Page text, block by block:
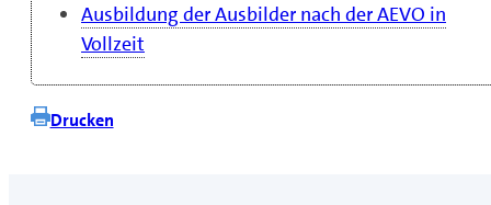
Ausbildung der Ausbilder nach der AEVO in
Vollzeit
Drucken